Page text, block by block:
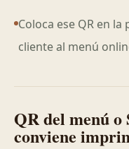
Coloca ese QR en
cliente al menú
QR del menú
conviene